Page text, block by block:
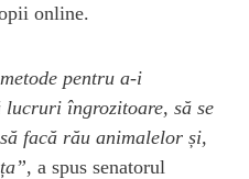
online.
pentru a-i
îngrozitoare, să se
facă rău animalelor și,
, a spus senatorul